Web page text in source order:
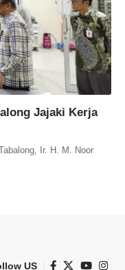
Jajaki Kerja
Ir. H. M. Noor
US